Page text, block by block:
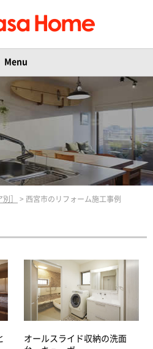
Menu
］ > 西宮市のリフォーム施工事例
オールスライド収納の洗面